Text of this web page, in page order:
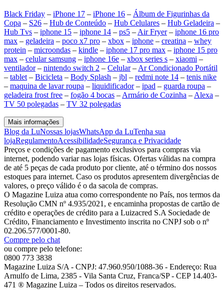
Black Friday – iPhone 17 – iPhone 16 – Álbum de Figurinhas da
Copa – S26 – Hub de Conteúdo – Hub Celulares – Hub Geladeira –
Hub Tvs – iphone 15 – iphone 14 – ps5 – Air Fryer– iphone 16 pro
max – geladeira – poco x7 pro – xbox – iphone – creatina – whey
protein – microondas – kindle – iphone 17 pro max – iphone 15 pro
max – celular samsung – iphone 16e – xbox series s – xiaomi –
ventilador– nintendo switch 2 – Celular– Ar Condicionado Portátil
– tablet – Bicicleta – Body Splash – jbl – redmi note 14 – tenis nike
– maquina de lavar roupa – liquidificador– ipad – guarda roupa –
geladeira frost free – fogão 4 bocas – Armário de Cozinha – Alexa –
TV 50 polegadas – TV 32 polegadas
Mais informações
Blog da LuNossas lojasWhatsApp da LuTenha sua
lojaRegulamentoAcessibilidadeSegurança e Privacidade
Preços e condições de pagamento exclusivos para compras via
internet, podendo variar nas lojas físicas. Ofertas válidas na compra
de até 5 peças de cada produto por cliente, até o término dos nossos
estoques para internet. Caso os produtos apresentem divergências de
valores, o preço válido é o da sacola de compras.
O Magazine Luiza atua como correspondente no País, nos termos da
Resolução CMN nº 4.935/2021, e encaminha propostas de cartão de
crédito e operações de crédito para a Luizacred S.A Sociedade de
Crédito, Financiamento e Investimento inscrita no CNPJ sob o nº
02.206.577/0001-80.
Compre pelo chat
ou compre pelo telefone:
0800 773 3838
Magazine Luiza S/A - CNPJ: 47.960.950/1088-36 - Endereço: Rua
Arnulfo de Lima, 2385 - Vila Santa Cruz, Franca/SP - CEP 14.403-
471 ® Magazine Luiza – Todos os direitos reservados.